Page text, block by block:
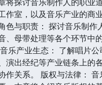
作室，以及音乐产业的商业
色与职责： 探讨音乐制作
、母带处理等各个环节中
乐产业生态： 了解唱片
演出经纪等产业链条上的
作关系。 版权与法律： 音